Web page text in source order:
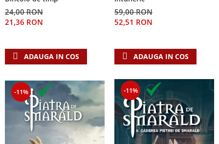
24,00 RON
21,36 RON
ADAUGA IN COS
59,00 RON
52,51 RON
ADAUGA IN COS
-11% -11%